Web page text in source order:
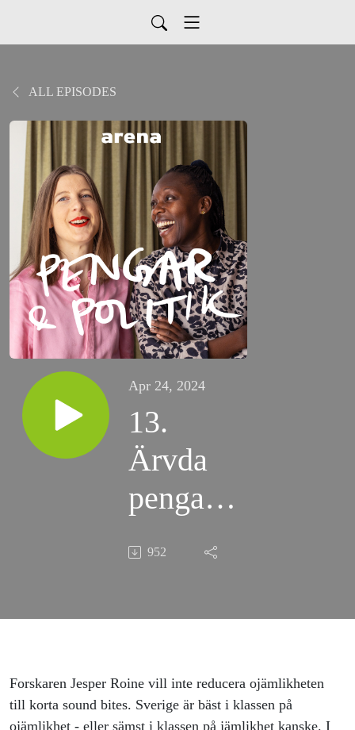
ALL EPISODES
Apr 24, 2024
13.
Ärvda
pengar
är bra
952
Forskaren Jesper Roine vill inte reducera ojämlikheten
till korta sound bites. Sverige är bäst i klassen på
ojämlikhet - eller sämst i klassen på jämlikhet kanske. I